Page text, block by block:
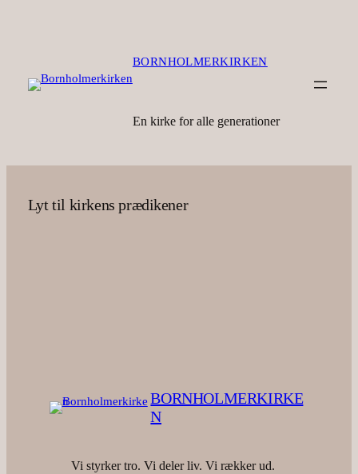
BORNHOLMERKIRKEN
En kirke for alle generationer
Lyt til kirkens prædikener
BORNHOLMERKIRKE
N
Vi styrker tro. Vi deler liv. Vi rækker ud.